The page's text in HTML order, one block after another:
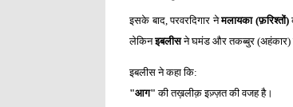
इसके बाद, परवरदिगार नेमलायका (फ़रिश्तों)
लेकिनइबलीसने घमंड और तकब्बुर (अहंकार)
इबलीस ने कहा कि:
"आग" की तख़लीक़ इज़्ज़त की वजह है।